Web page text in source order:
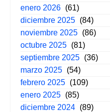
enero 2026 (61)
diciembre 2025 (84)
noviembre 2025 (86)
octubre 2025 (81)
septiembre 2025 (36)
marzo 2025 (54)
febrero 2025 (109)
enero 2025 (85)
diciembre 2024 (89)